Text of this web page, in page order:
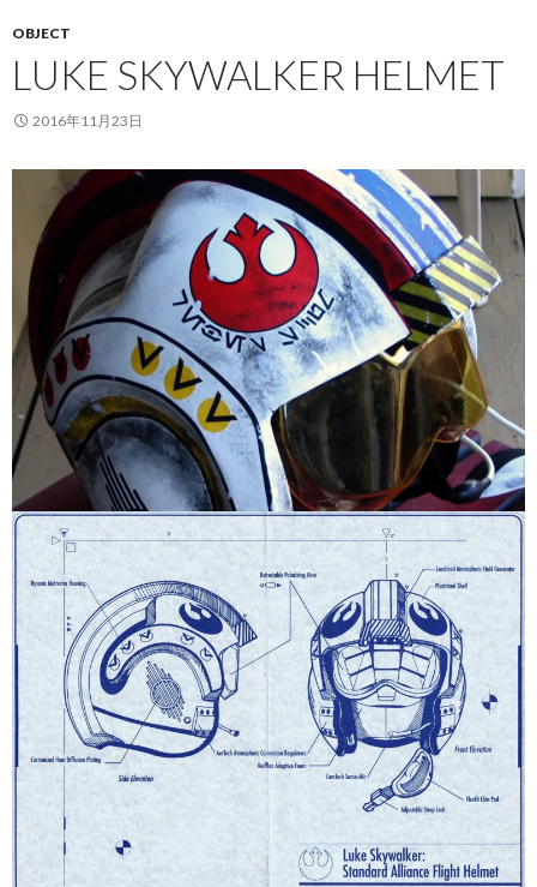
OBJECT
LUKE SKYWALKER HELMET
2016年11月23日